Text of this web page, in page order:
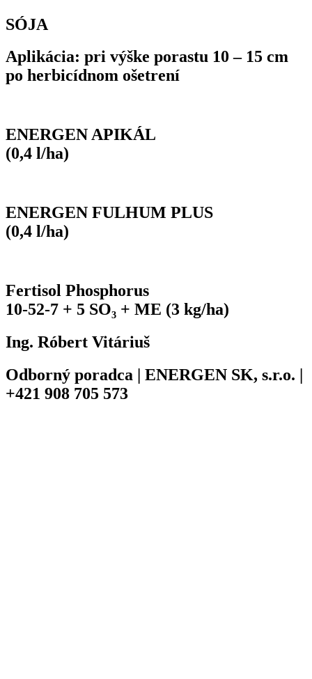
SÓJA
Aplikácia: pri výške porastu 10 – 15 cm
po herbicídnom ošetrení
ENERGEN APIKÁL
(0,4 l/ha)
ENERGEN FULHUM PLUS
(0,4 l/ha)
Fertisol Phosphorus
10-52-7 + 5 SO₃ + ME (3 kg/ha)
Ing. Róbert Vitáriuš
Odborný poradca | ENERGEN SK, s.r.o. |
+421 908 705 573